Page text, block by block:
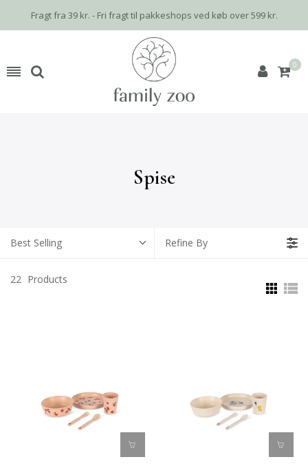
Fragt fra 39 kr. - Fri fragt til pakkeshops ved køb over 599 kr.
0
Spise
Best Selling Refine By
22 Products